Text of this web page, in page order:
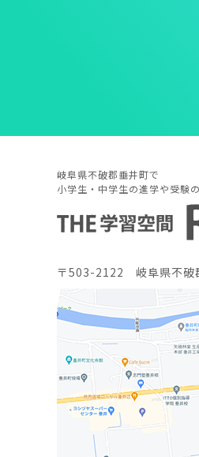
岐阜県不破郡垂井町で
小学生・中学生の進学や受験
〒503-2122 岐阜県不破